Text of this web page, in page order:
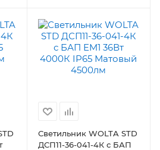
Светильник WOLTA STD
ДСП11-36-041-4К с БАП